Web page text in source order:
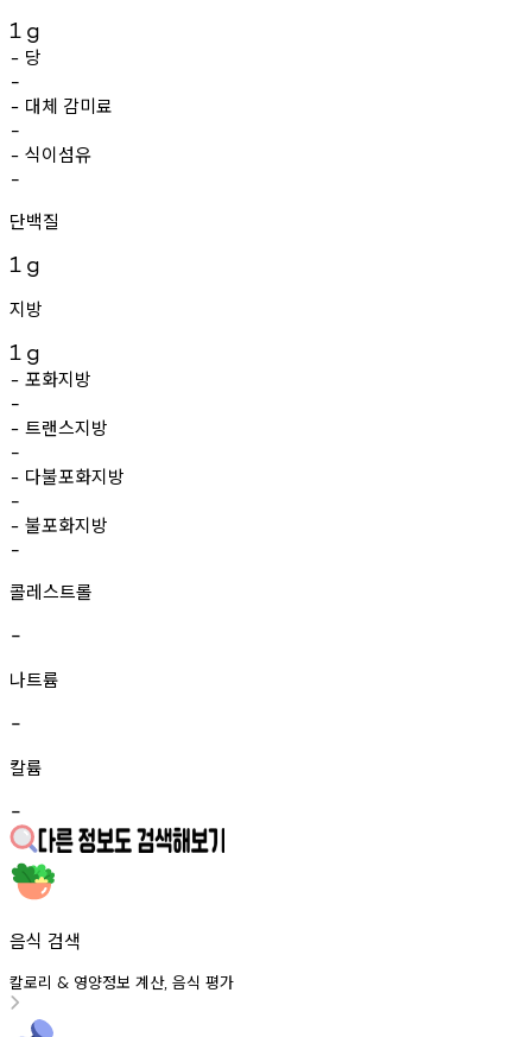
1 g
- 당
-
- 대체 감미료
-
- 식이섬유
-
단백질
1 g
지방
1 g
- 포화지방
-
- 트랜스지방
-
- 다불포화지방
-
- 불포화지방
-
콜레스트롤
-
나트륨
-
칼륨
-
음식 검색
칼로리 & 영양정보 계산, 음식 평가